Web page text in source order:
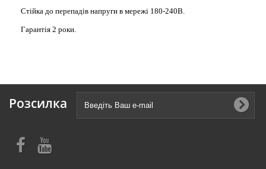
Стійка до перепадів напруги в мережі 180-240В.
Гарантія 2 роки.
Розсилка